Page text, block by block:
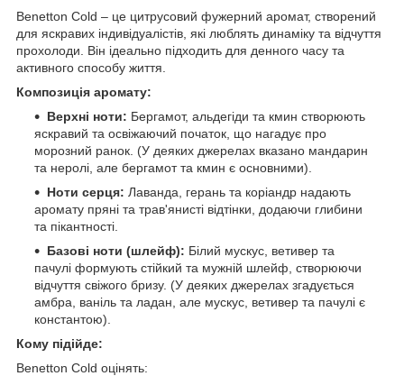
Benetton Cold – це цитрусовий фужерний аромат, створений
для яскравих індивідуалістів, які люблять динаміку та відчуття
прохолоди. Він ідеально підходить для денного часу та
активного способу життя.
Композиція аромату:
Верхні ноти: Бергамот, альдегіди та кмин створюють
яскравий та освіжаючий початок, що нагадує про
морозний ранок. (У деяких джерелах вказано мандарин
та неролі, але бергамот та кмин є основними).
Ноти серця: Лаванда, герань та коріандр надають
аромату пряні та трав'янисті відтінки, додаючи глибини
та пікантності.
Базові ноти (шлейф): Білий мускус, ветивер та
пачулі формують стійкий та мужній шлейф, створюючи
відчуття свіжого бризу. (У деяких джерелах згадується
амбра, ваніль та ладан, але мускус, ветивер та пачулі є
константою).
Кому підійде:
Benetton Cold оцінять: